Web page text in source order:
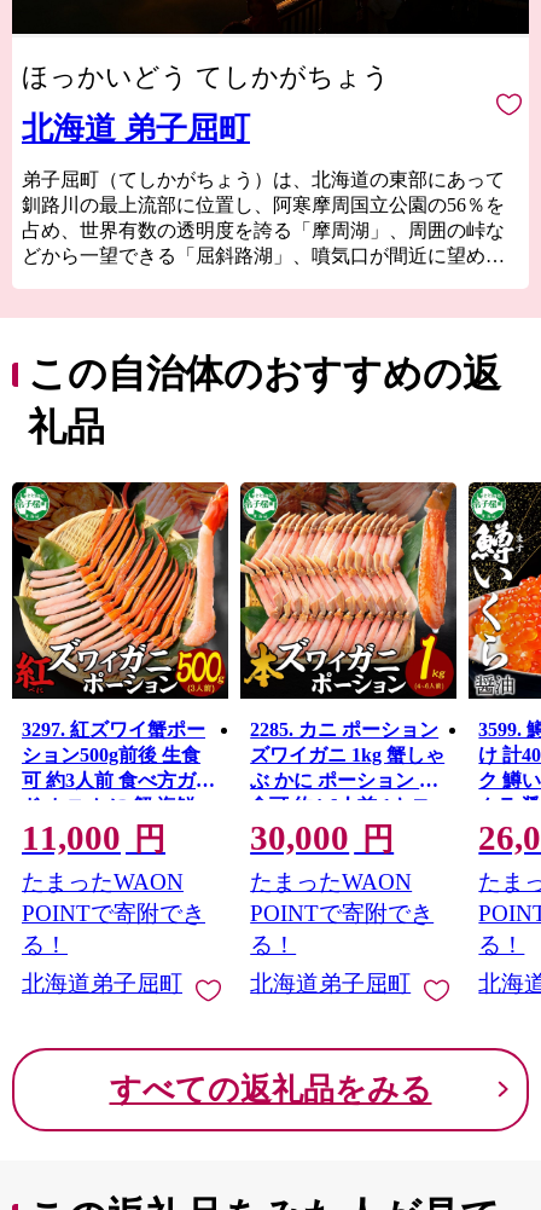
ほっかいどう てしかがちょう
北海道 弟子屈町
弟子屈町（てしかがちょう）は、北海道の東部にあって
釧路川の最上流部に位置し、阿寒摩周国立公園の56％を
占め、世界有数の透明度を誇る「摩周湖」、周囲の峠な
どから一望できる「屈斜路湖」、噴気口が間近に望める
温泉は『源泉100％かけ流し宣言』をしており、良質な温
泉が楽しめます。「カヌー」や「酪農体験」をはじめと
する「体験型観光」も盛んにおこなわれております。
また、古くから農業の町でもあり、「乳牛」や「肉牛」
メロン」をはじめとする農産物のほか、近年では、温泉
熱を利用した「マンゴー」の生産など、幅広く農産品・
加工品が生産されております。
この自治体のおすすめの返
礼品
3297. 紅ズワイ蟹ポー
ション500g前後 生食
可 約3人前 食べ方ガイ
ド カニ かに 蟹 海鮮
鍋 しゃぶしゃぶ 紅 ズ
ワイガニ ずわいがに
ズワイ ずわい 期間限
定 数量限定 送料無料
北海道 弟子屈町
11,000 円
たまったWAON
POINTで寄附でき
る！
北海道弟子屈町
2285. カニ ポーション
ズワイガニ 1kg 蟹しゃ
ぶ かに ポーション 生
食可 約4-6人前 1キロ
かに ずわいがに ズワ
イ蟹 ずわい蟹 カニし
ゃぶ カニ鍋 かに鍋 む
き身 蟹ポーション カ
ット済 ギフト 送料無
料 北海道 弟子屈町
30,000 円
たまったWAON
POINTで寄附でき
る！
北海道弟子屈町
3599.
け 計
ク 鱒
クラ
魚卵
海道
たま
る！
北海
すべての返礼品をみる